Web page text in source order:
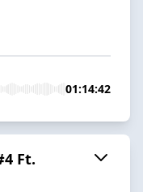
01:14:42
Ft.